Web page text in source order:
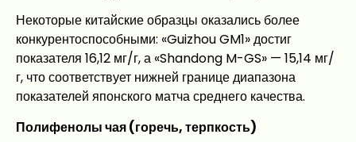
Некоторые китайские образцы оказались более
конкурентоспособными: «Guizhou GM1» достиг
показателя 16,12 мг/г, а «Shandong M-GS» — 15,14 мг/
г, что соответствует нижней границе диапазона
показателей японского матча среднего качества.
Полифенолы чая (горечь, терпкость)